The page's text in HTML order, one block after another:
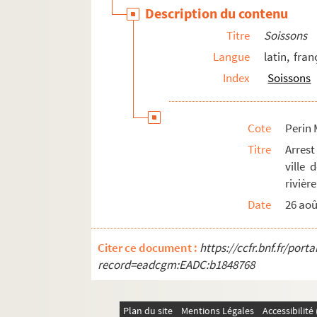
Perin Mss 04635. Ordonnance de
Perin Mss 04638. Sentence de M. le
Perin Mss 04640. Avis du commerce
Perin Mss 04644. Envoi de vaisselle
Perin Mss 04651. Procès-verbal d'une
Perin Mss 04653. Statuts et
Perin Mss 04654. Arrest du
Perin Mss 04655. Consentement des
Perin Mss 04658. Avis des officiers du
Perin Mss 04659. Avis des marguilliers
Perin Mss 04660. Arrest du Parlement
Perin Mss 04665. Cérémonial et ordre
Description du contenu
Titre
Soissons
Langue
latin,
Index
Soissons
Cote
Perin
Titre
ville
Date
26
Citer ce document : https://ccfr.bnf.fr/
record=eadcgm:EADC:b1848768
Plan du site Mentions Légales